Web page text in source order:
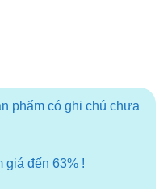
phẩm có ghi chú chưa
giá đến 63% !